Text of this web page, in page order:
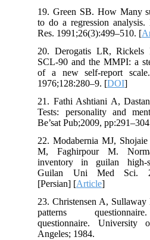
19. Green SB. How Many
to do a regression
Res. 1991;26(3):499–510. [
20. Derogatis LR,
SCL-90 and the MMPI: a
of a new self-report
1976;128:280–9. [DOI
21. Fathi Ashtiani A,
Tests: personality and
Be’sat Pub;2009,
22. Modabernia MJ,
M, Faghirpour M.
inventory in guilan high-
Guilan Uni Med Sci.
[Persian] [Article
23. Christensen A,
patterns
questionnaire.
Angeles; 1984.